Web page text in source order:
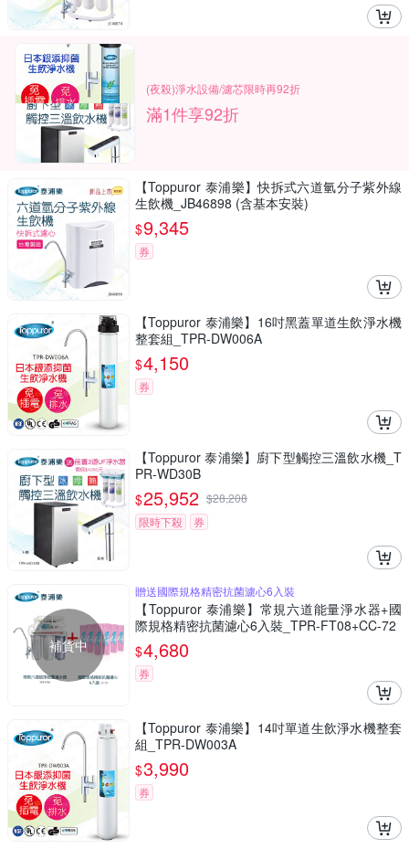
(夜殺)淨水設備/濾芯限時再92折
滿1件享92折
【Toppuror 泰浦樂】快拆式六道氫分子紫外線
生飲機_JB46898 (含基本安裝)
$9,345
券
【Toppuror 泰浦樂】16吋黑蓋單道生飲淨水機
整套組_TPR-DW006A
$4,150
券
【Toppuror 泰浦樂】廚下型觸控三溫飲水機_T
PR-WD30B
$25,952 $28,208
限時下殺
券
補貨中
贈送國際規格精密抗菌濾心6入裝
【Toppuror 泰浦樂】常規六道能量淨水器+國
際規格精密抗菌濾心6入裝_TPR-FT08+CC-72
$4,680
券
【Toppuror 泰浦樂】14吋單道生飲淨水機整套
組_TPR-DW003A
$3,990
券